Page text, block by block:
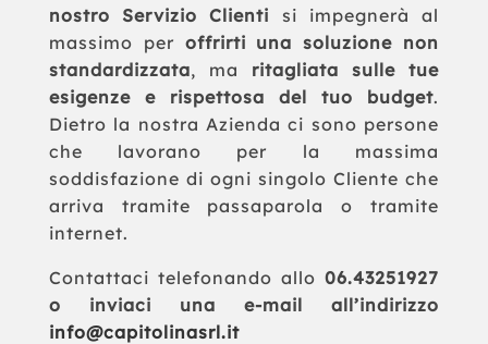
nostro Servizio Clienti si impegnerà al
massimo per offrirti una soluzione non
standardizzata, ma ritagliata sulle tue
esigenze e rispettosa del tuo budget.
Dietro la nostra Azienda ci sono persone
che lavorano per la massima
soddisfazione di ogni singolo Cliente che
arriva tramite passaparola o tramite
internet.
Contattaci telefonando allo06.43251927
o inviaci una e-mail all’indirizzo
info@capitolinasrl.it